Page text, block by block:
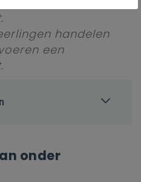
handelen
een
onder